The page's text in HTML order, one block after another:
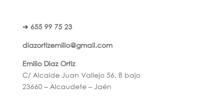
➜ 655 99 75 23
diazortizemilio@gmail.com
Emilio Diaz Ortiz
C/ Alcalde Juan Vallejo 56, B bajo
23660 – Alcaudete – Jaén